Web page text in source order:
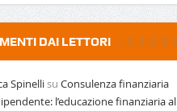
DAI LETTORI
Spinellisu Consulenza finanziaria
l’educazione finanziaria al